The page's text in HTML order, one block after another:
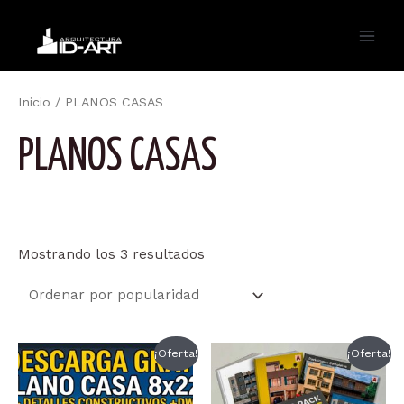
contenido
Inicio / PLANOS CASAS
PLANOS CASAS
Mostrando los 3 resultados
¡Oferta! ¡Oferta!